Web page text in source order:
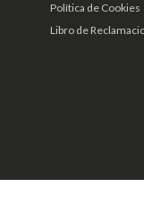
Política de Cookies
Libro de